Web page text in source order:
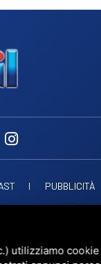
PUBBLICITÀ
utilizziamo